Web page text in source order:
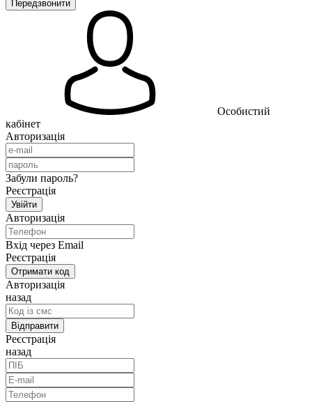
Особистий
кабінет
Авторизація
Забули пароль?
Реєстрація
Авторизація
Вхід через Email
Реєстрація
Авторизація
назад
Реєстрація
назад